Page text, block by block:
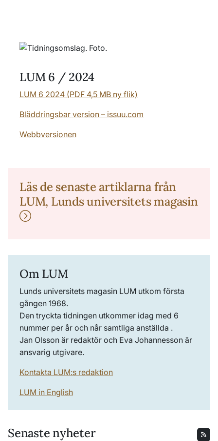
LUM 6 / 2024
LUM 6 2024 (PDF 4,5 MB ny flik)
Bläddringsbar version – issuu.com
Webbversionen
Läs de senaste artiklarna från
LUM, Lunds universitets magasin
Om LUM
Lunds universitets magasin LUM utkom första
gången 1968.
Den tryckta tidningen utkommer idag med 6
nummer per år och når samtliga anställda .
Jan Olsson är redaktör och Eva Johannesson är
ansvarig utgivare.
Kontakta LUM:s redaktion
LUM in English
Senaste nyheter